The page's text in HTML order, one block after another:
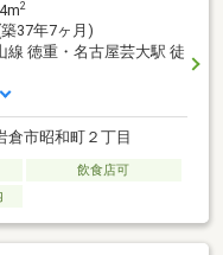
2
37年7ヶ月)
線 徳重・名古屋芸大駅 徒
倉市昭和町２丁目
飲食店可